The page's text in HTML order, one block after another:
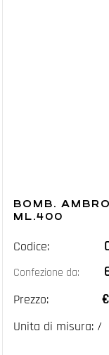
BOMB.
ML.400
Codice:
Confezione da:
Prezzo:
Unita di misura: /